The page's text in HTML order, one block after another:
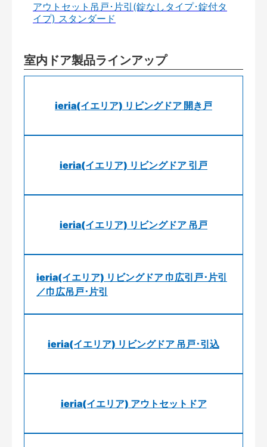
アウトセット吊戸･片引(錠なしタイプ･錠付タ
イプ) スタンダード
室内ドア製品ラインアップ
ieria(イエリア) リビングドア 開き戸
ieria(イエリア) リビングドア 引戸
ieria(イエリア) リビングドア 吊戸
ieria(イエリア) リビングドア 巾広引戸･片引
／巾広吊戸･片引
ieria(イエリア) リビングドア 吊戸･引込
ieria(イエリア) アウトセットドア